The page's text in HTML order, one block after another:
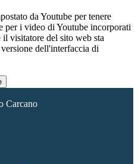
da Youtube per tenere
per i video di Youtube incorporati
il visitatore del sito web sta
dell'interfaccia di
Carcano